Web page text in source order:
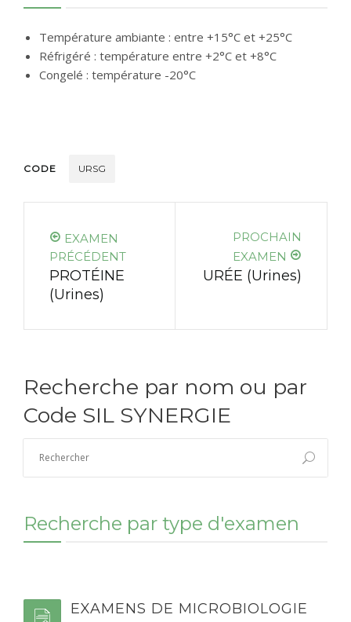
Température ambiante : entre +15°C et +25°C
Réfrigéré : température entre +2°C et +8°C
Congelé : température -20°C
CODE URSG
EXAMEN
PRÉCÉDENT
PROTÉINE
(Urines)
PROCHAIN
EXAMEN
URÉE (Urines)
Recherche par nom ou par
Code SIL SYNERGIE
Recherche par type d'examen
EXAMENS DE MICROBIOLOGIE